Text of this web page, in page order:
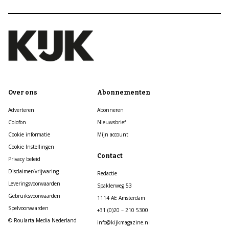
Over ons
Adverteren
Colofon
Cookie informatie
Cookie Instellingen
Privacy beleid
Disclaimer/vrijwaring
Leveringsvoorwaarden
Gebruiksvoorwaarden
Spelvoorwaarden
© Roularta Media Nederland
Abonnementen
Abonneren
Nieuwsbrief
Mijn account
Contact
Redactie
Spaklerweg 53
1114 AE Amsterdam
+31 (0)20 – 210 5300
info@kijkmagazine.nl